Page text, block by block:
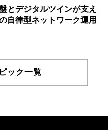
とデジタルツインが支え
自律型ネットワーク運用
ック一覧